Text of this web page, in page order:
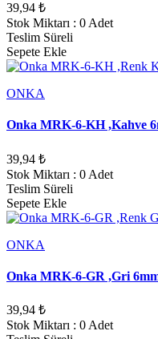
39,94 ₺
Stok Miktarı : 0 Adet
Teslim Süreli
Sepete Ekle
ONKA
Onka MRK-6-KH ,Kahve
39,94 ₺
Stok Miktarı : 0 Adet
Teslim Süreli
Sepete Ekle
ONKA
Onka MRK-6-GR ,Gri
39,94 ₺
Stok Miktarı : 0 Adet